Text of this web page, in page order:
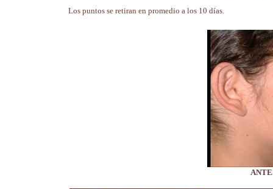
Los puntos se retiran en promedio a los 10 días.